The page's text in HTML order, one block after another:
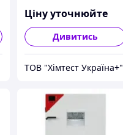
Ціну уточнюйте
Дивитись
ТОВ "Хімтест Україна+"